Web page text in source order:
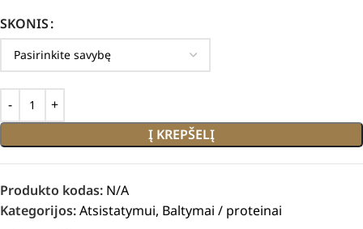
SKONIS
Į KREPŠELĮ
Produkto kodas: N/A
Kategorijos:Atsistatymui, Baltymai / proteinai